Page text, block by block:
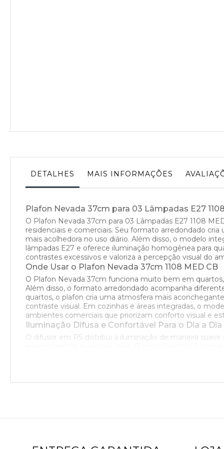
DETALHES MAIS INFORMAÇÕES
Plafon Nevada 37cm para 03 Lâmpadas E27
O Plafon Nevada 37cm para 03 Lâmpadas E27 1108
residenciais e comerciais. Seu formato arredondado
mais acolhedora no uso diário. Além disso, o modelo
lâmpadas E27 e oferece iluminação homogênea para
contrastes excessivos e valoriza a percepção visual do
Onde Usar o Plafon Nevada 37cm 1108 MED CB
O Plafon Nevada 37cm funciona muito bem em
Além disso, o formato arredondado acompanha
quartos, o plafon cria uma atmosfera mais
contraste visual. Em cozinhas e áreas integradas, o
ambientes comerciais que priorizam conforto visual e
Iluminação Difusa e Confortável Para o Dia a Dia
O difusor em PS distribui a iluminação de maneira
tonalidades quentes criam ambientes mais
ser adquiridas separadamente. Além disso, a Linha
Design Moderno e Atemporal
A Attena fabrica o Plafon Nevada 37cm para 03